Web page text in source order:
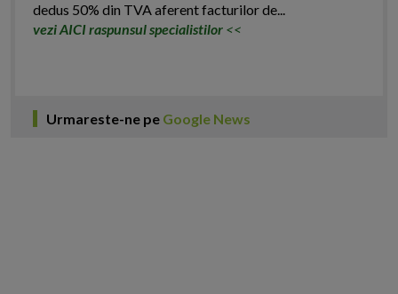
dedus 50% din TVA aferent facturilor de...
vezi AICI raspunsul specialistilor <<
Urmareste-ne pe Google News